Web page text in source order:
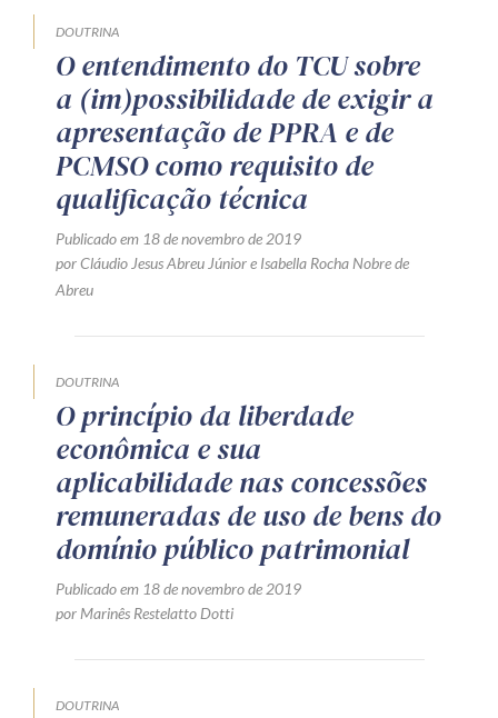
DOUTRINA
O entendimento do TCU sobre
a (im)possibilidade de exigir a
apresentação de PPRA e de
PCMSO como requisito de
qualificação técnica
Publicado em 18 de novembro de 2019
por Cláudio Jesus Abreu Júnior e Isabella Rocha Nobre de
Abreu
DOUTRINA
O princípio da liberdade
econômica e sua
aplicabilidade nas concessões
remuneradas de uso de bens do
domínio público patrimonial
Publicado em 18 de novembro de 2019
por Marinês Restelatto Dotti
DOUTRINA